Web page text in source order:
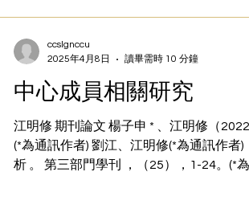
中心成員相關研究
江明修 期刊論文 楊子申 * 、江明修（
(*為通訊作者) 劉江、江明修(*為通訊作
析 。 第三部門學刊 ，（25），1-24。(*
ccslgnccu
2025年4月8日
讀畢需時 10 分鐘